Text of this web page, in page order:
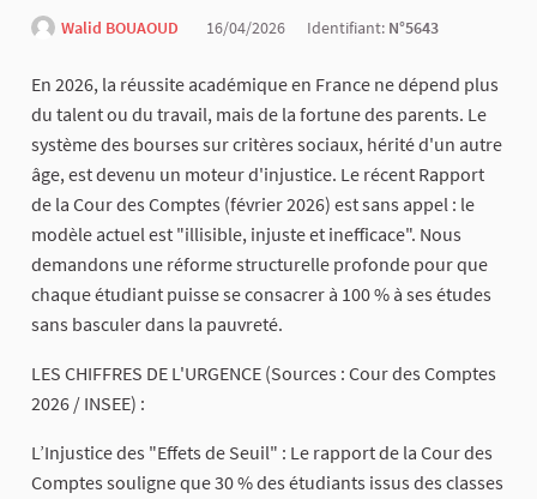
Walid BOUAOUD 16/04/2026 Identifiant: N°5643
En 2026, la réussite académique en France ne dépend plus
du talent ou du travail, mais de la fortune des parents. Le
système des bourses sur critères sociaux, hérité d'un autre
âge, est devenu un moteur d'injustice. Le récent Rapport
de la Cour des Comptes (février 2026) est sans appel : le
modèle actuel est "illisible, injuste et inefficace". Nous
demandons une réforme structurelle profonde pour que
chaque étudiant puisse se consacrer à 100 % à ses études
sans basculer dans la pauvreté.
​LES CHIFFRES DE L'URGENCE (Sources : Cour des Comptes
2026 / INSEE) :
​L’Injustice des "Effets de Seuil" : Le rapport de la Cour des
Comptes souligne que 30 % des étudiants issus des classes